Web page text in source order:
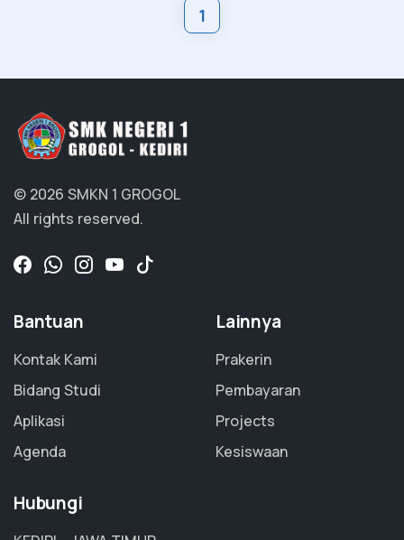
1
© 2026 SMKN 1 GROGOL
All rights reserved.
Bantuan
Kontak Kami
Bidang Studi
Aplikasi
Agenda
Lainnya
Prakerin
Pembayaran
Projects
Kesiswaan
Hubungi